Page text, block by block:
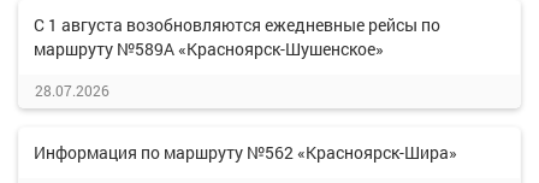
С 1 августа возобновляются ежедневные рейсы по
маршруту №589А «Красноярск-Шушенское»
28.07.2026
Информация по маршруту №562 «Красноярск-Шира»